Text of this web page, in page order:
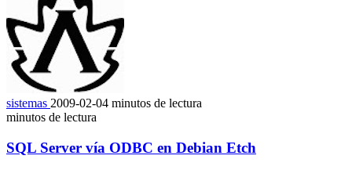
sistemas 2009-02-04 minutos de lectura
minutos de lectura
SQL Server vía ODBC en Debian Etch